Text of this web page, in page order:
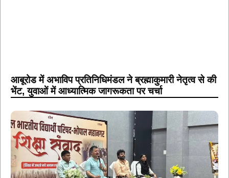
आबूरोड में अभाविप प्रतिनिधिमंडल ने ब्रह्माकुमारी नेतृत्व से की
भेंट, युवाओं में आध्यात्मिक जागरूकता पर चर्चा